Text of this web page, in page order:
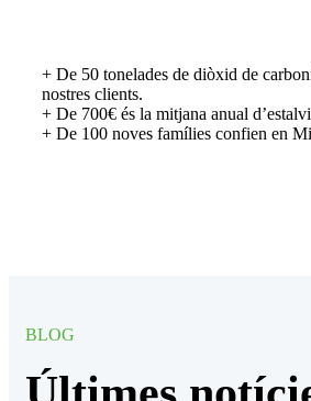
+ De 50 tonelades de diòxid de
nostres clients.
+ De 700€ és la mitjana anual
+ De 100 noves famílies confien en
BLOG